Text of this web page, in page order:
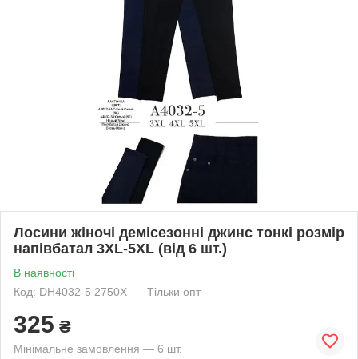
Лосини жіночі демісезонні джинс тонкі розмір
напівбатал 3XL-5XL (від 6 шт.)
В наявності
Код: DH4032-5 2750X
Тільки опт
325 ₴
Мінімальне замовлення — 6 шт.